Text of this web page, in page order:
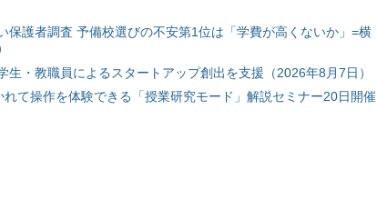
保護者調査 予備校選びの不安第1位は「学費が高くないか」=横
生・教職員によるスタートアップ創出を支援（2026年8月7日）
て操作を体験できる「授業研究モード」解説セミナー20日開催